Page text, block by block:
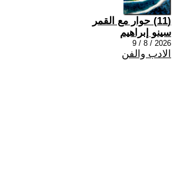
(11) حوار مع القمر
سينو إبراهيم
2026 / 8 / 9
الادب والفن